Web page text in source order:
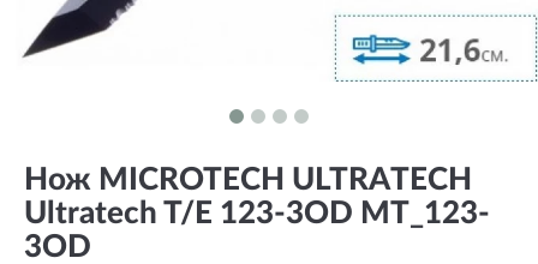
Нож MICROTECH ULTRATECH
Ultratech T/E 123-3OD MT_123-
3OD